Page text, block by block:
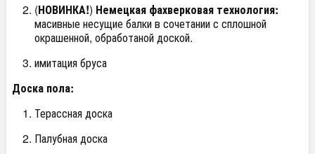
(НОВИНКА!) Немецкая фахверковая технология:
масивные несущие балки в сочетании с сплошной
окрашенной, обработаной доской.
имитация бруса
Доска пола:
Терассная доска
Палубная доска